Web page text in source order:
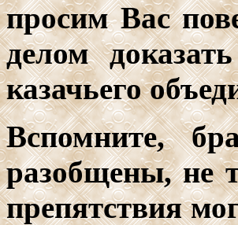
просим Вас
делом
казачьего
Вспомните,
разобщены, не
препятствия